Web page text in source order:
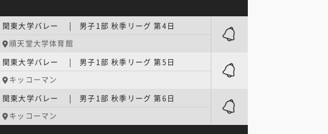
関東大学バレー | 男子1部 秋季リーグ 第4日
順天堂大学体育館
関東大学バレー | 男子1部 秋季リーグ 第5日
キッコーマン
関東大学バレー | 男子1部 秋季リーグ 第6日
キッコーマン